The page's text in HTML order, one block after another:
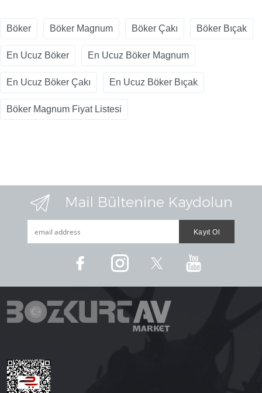
Böker Böker Magnum Böker Çakı Böker Bıçak
En Ucuz Böker En Ucuz Böker Magnum
En Ucuz Böker Çakı En Ucuz Böker Bıçak
Böker Magnum Fiyat Listesi